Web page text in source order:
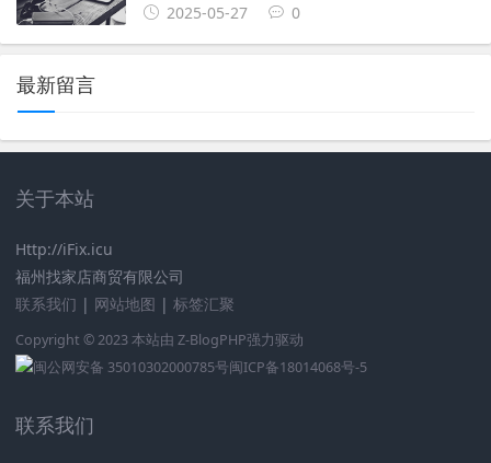
2025-05-27
0
最新留言
关于本站
Http://iFix.icu
福州找家店商贸有限公司
联系我们 | 网站地图 | 标签汇聚
Copyright © 2023 本站由 Z-BlogPHP强力驱动
闽公网安备 35010302000785号闽ICP备18014068号-5
联系我们